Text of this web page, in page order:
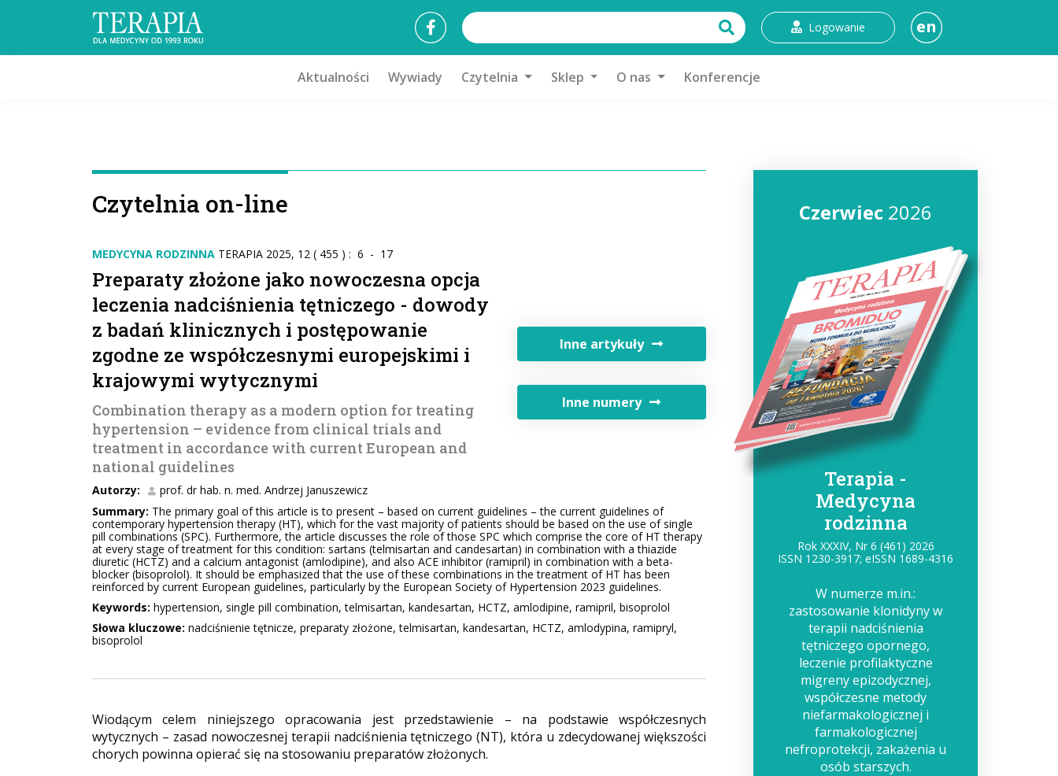
Logowanie en
Aktualności Wywiady Czytelnia Sklep O nas Konferencje
Czytelnia on-line
MEDYCYNA RODZINNA TERAPIA 2025, 12 ( 455 ) : 6 - 17
Preparaty złożone jako nowoczesna opcja
leczenia nadciśnienia tętniczego - dowody
z badań klinicznych i postępowanie
zgodne ze współczesnymi europejskimi i
krajowymi wytycznymi
Combination therapy as a modern option for treating
hypertension – evidence from clinical trials and
treatment in accordance with current European and
national guidelines
Autorzy: prof. dr hab. n. med. Andrzej Januszewicz
Inne artykuły
Inne numery
Summary: The primary goal of this article is to present – based on current guidelines – the current guidelines of
contemporary hypertension therapy (HT), which for the vast majority of patients should be based on the use of single
pill combinations (SPC). Furthermore, the article discusses the role of those SPC which comprise the core of HT therapy
at every stage of treatment for this condition: sartans (telmisartan and candesartan) in combination with a thiazide
diuretic (HCTZ) and a calcium antagonist (amlodipine), and also ACE inhibitor (ramipril) in combination with a beta-
blocker (bisoprolol). It should be emphasized that the use of these combinations in the treatment of HT has been
reinforced by current European guidelines, particularly by the European Society of Hypertension 2023 guidelines.
Keywords: hypertension, single pill combination, telmisartan, kandesartan, HCTZ, amlodipine, ramipril, bisoprolol
Słowa kluczowe: nadciśnienie tętnicze, preparaty złożone, telmisartan, kandesartan, HCTZ, amlodypina, ramipryl,
bisoprolol
Wiodącym celem niniejszego opracowania jest przedstawienie – na podstawie współczesnych
wytycznych – zasad nowoczesnej terapii nadciśnienia tętniczego (NT), która u zdecydowanej większości
chorych powinna opierać się na stosowaniu preparatów złożonych.
Czerwiec 2026
Terapia -
Medycyna
rodzinna
Rok XXXIV, Nr 6 (461) 2026
ISSN 1230-3917; eISSN 1689-4316
W numerze m.in.:
zastosowanie klonidyny w
terapii nadciśnienia
tętniczego opornego,
leczenie profilaktyczne
migreny epizodycznej,
współczesne metody
niefarmakologicznej i
farmakologicznej
nefroprotekcji, zakażenia u
osób starszych.